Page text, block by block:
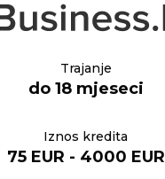
Trajanje
do 18 mjeseci
Iznos kredita
75 EUR - 4000 EUR